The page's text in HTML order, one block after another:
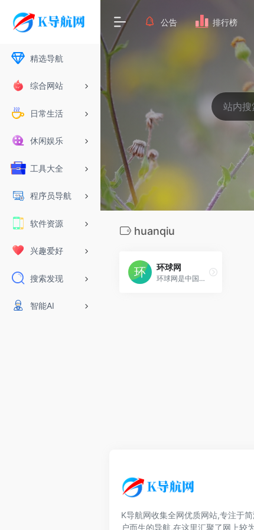
精选导航
综合网站
日常生活
休闲娱乐
工具大全
程序员导航
软件资源
兴趣爱好
搜索发现
智能AI
公告 排行榜
huanqiu
环球网
环球网是中国领先的国际资讯门户，拥有独立采编权的中央重点新闻网站。环球网秉承环球时报的国际视野，力求及时、客观、权威、独立地报道新闻，致力于应用前沿的互联网技术
K导航网收集全网优质网站,专注于
户而生的导航,在这里汇聚了网上较